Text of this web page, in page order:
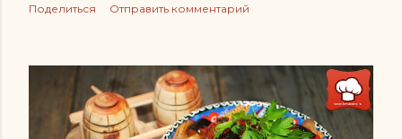
Поделиться Отправить комментарий